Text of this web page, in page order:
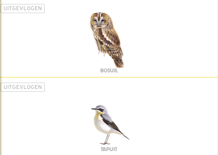
UITGEVLOGEN
BOSUIL
UITGEVLOGEN
TAPUIT